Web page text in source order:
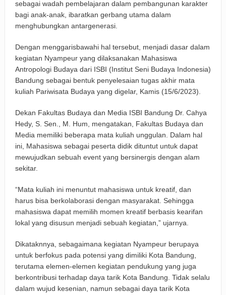
Keuangan Pensiunan di Cirebon
Kota Dorong Wisata Berbasis Alam dan Pemberdayaan
Warga
Funtastic 8 Basketball Cup 2026 Jadi Ajang Silaturahmi
Alumni dan Penggerak Sport Tourism
Farhan: Kritik Mahasiswa Penting untuk Kemajuan Kota
Bandung
BRI Peduli Serahkan Ambulans untuk Wingdik 300/Teknik,
Perkuat Layanan Kesehatan di Subang
sebagai wadah pembelajaran dalam pembangunan karakter
bagi anak-anak, ibaratkan gerbang utama dalam
menghubungkan antargenerasi.
Dengan menggarisbawahi hal tersebut, menjadi dasar dalam
kegiatan Nyampeur yang dilaksanakan Mahasiswa
Antropologi Budaya dari ISBI (Institut Seni Budaya Indonesia)
Bandung sebagai bentuk penyelesaian tugas akhir mata
kuliah Pariwisata Budaya yang digelar, Kamis (15/6/2023).
Dekan Fakultas Budaya dan Media ISBI Bandung Dr. Cahya
Hedy, S. Sen., M. Hum, mengatakan, Fakultas Budaya dan
Media memiliki beberapa mata kuliah unggulan. Dalam hal
ini, Mahasiswa sebagai peserta didik dituntut untuk dapat
mewujudkan sebuah event yang bersinergis dengan alam
sekitar.
“Mata kuliah ini menuntut mahasiswa untuk kreatif, dan
harus bisa berkolaborasi dengan masyarakat. Sehingga
mahasiswa dapat memilih momen kreatif berbasis kearifan
lokal yang disusun menjadi sebuah kegiatan,” ujarnya.
Dikataknnya, sebagaimana kegiatan Nyampeur berupaya
untuk berfokus pada potensi yang dimiliki Kota Bandung,
terutama elemen-elemen kegiatan pendukung yang juga
berkontribusi terhadap daya tarik Kota Bandung. Tidak selalu
dalam wujud kesenian, namun sebagai daya tarik Kota